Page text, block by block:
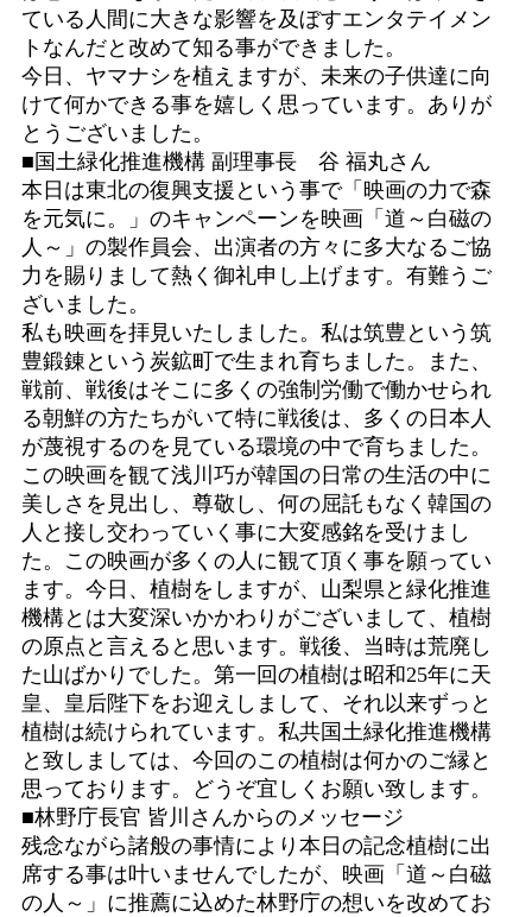
ている人間に大きな影響を及ぼすエンタテイメン
トなんだと改めて知る事ができました。
今日、ヤマナシを植えますが、未来の子供達に向
けて何かできる事を嬉しく思っています。ありが
とうございました。
■国土緑化推進機構 副理事長 谷 福丸さん
本日は東北の復興支援という事で「映画の力で森
を元気に。」のキャンペーンを映画「道～白磁の
人～」の製作員会、出演者の方々に多大なるご協
力を賜りまして熱く御礼申し上げます。有難うご
ざいました。
私も映画を拝見いたしました。私は筑豊という筑
豊鍛錬という炭鉱町で生まれ育ちました。また、
戦前、戦後はそこに多くの強制労働で働かせられ
る朝鮮の方たちがいて特に戦後は、多くの日本人
が蔑視するのを見ている環境の中で育ちました。
この映画を観て浅川巧が韓国の日常の生活の中に
美しさを見出し、尊敬し、何の屈託もなく韓国の
人と接し交わっていく事に大変感銘を受けまし
た。この映画が多くの人に観て頂く事を願ってい
ます。今日、植樹をしますが、山梨県と緑化推進
機構とは大変深いかかわりがございまして、植樹
の原点と言えると思います。戦後、当時は荒廃し
た山ばかりでした。第一回の植樹は昭和25年に天
皇、皇后陛下をお迎えしまして、それ以来ずっと
植樹は続けられています。私共国土緑化推進機構
と致しましては、今回のこの植樹は何かのご縁と
思っております。どうぞ宜しくお願い致します。
■林野庁長官 皆川さんからのメッセージ
残念ながら諸般の事情により本日の記念植樹に出
席する事は叶いませんでしたが、映画「道～白磁
の人～」に推薦に込めた林野庁の想いを改めてお